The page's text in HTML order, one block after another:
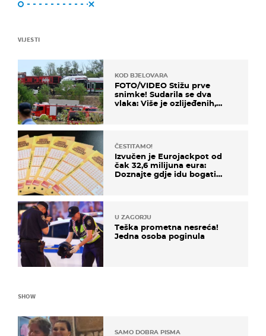
VIJESTI
KOD BJELOVARA
FOTO/VIDEO Stižu prve
snimke! Sudarila se dva
vlaka: Više je ozlijeđenih,
ČESTITAMO!
Izvučen je Eurojackpot od
čak 32,6 milijuna eura:
Doznajte gdje idu bogati
U ZAGORJU
Teška prometna nesreća!
Jedna osoba poginula
SHOW
SAMO DOBRA PISMA